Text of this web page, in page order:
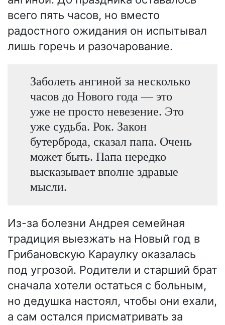
всего пять часов, но вместо
радостного ожидания он испытывал
лишь горечь и разочарование.
Заболеть ангиной за несколько
часов до Нового года — это
уже не просто невезение. Это
уже судьба. Рок. Закон
бутерброда, сказал папа. Очень
может быть. Папа нередко
высказывает вполне здравые
мысли.
Из-за болезни Андрея семейная
традиция выезжать на Новый год в
Грибановскую Караулку оказалась
под угрозой. Родители и старший брат
сначала хотели остаться с больным,
но дедушка настоял, чтобы они ехали,
а сам остался присматривать за